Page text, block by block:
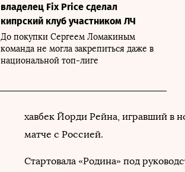
владелец Fix Price сделал
кипрский клуб участником ЛЧ
До покупки Сергеем Ломакиным
команда не могла закрепиться даже в
национальной топ-лиге
хавбек Йорди Рейна, игравший в
матче с Россией.
Стартовала «Родина» под